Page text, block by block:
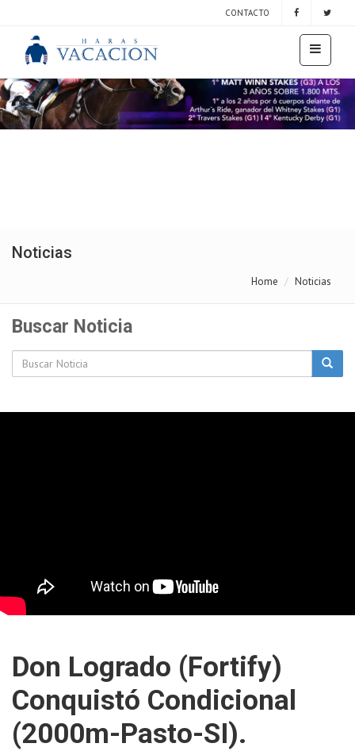
CONTACTO
Noticias
Home Noticias
Buscar Noticia
Don Logrado (Fortify)
Conquistó Condicional
(2000m-Pasto-SI).